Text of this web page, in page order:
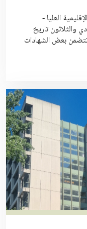
العليا -
والثلاثون تاريخ
2026 تحذير: قد تتضمن بعض الشهادات